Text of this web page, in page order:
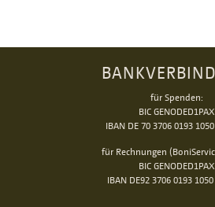
für Spenden:
BIC GENODED1PAX
IBAN DE 70 3706 0193
für Rechnungen
BIC GENODED1PAX
IBAN DE92 3706 0193